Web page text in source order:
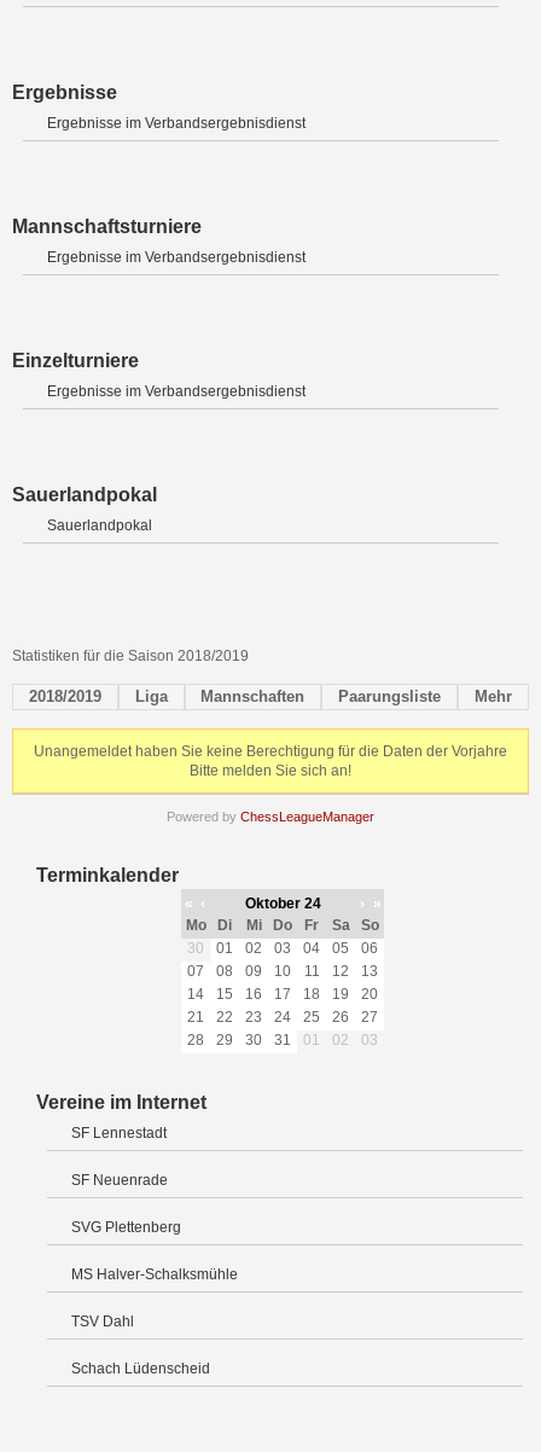
Ergebnisse
Ergebnisse im Verbandsergebnisdienst
Mannschaftsturniere
Ergebnisse im Verbandsergebnisdienst
Einzelturniere
Ergebnisse im Verbandsergebnisdienst
Sauerlandpokal
Sauerlandpokal
Statistiken für die Saison 2018/2019
2018/2019 Liga Mannschaften Paarungsliste Mehr
Unangemeldet haben Sie keine Berechtigung für die Daten der Vorjahre
Bitte melden Sie sich an!
Powered by ChessLeagueManager
Terminkalender
« ‹ Oktober 24 ›
»
Mo
Di Mi Do Fr Sa
So
30
01 02 03 04 05
06
07
08 09 10 11 12
13
14
15 16 17 18 19
20
21
22 23 24 25 26
27
28
29 30 31 01 02 03
Vereine im Internet
SF Lennestadt
SF Neuenrade
SVG Plettenberg
MS Halver-Schalksmühle
TSV Dahl
Schach Lüdenscheid